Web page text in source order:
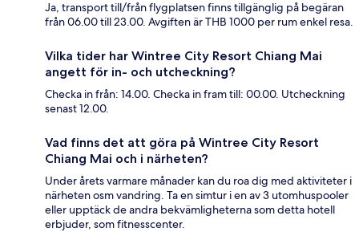
Ja, transport till/från flygplatsen finns tillgänglig på begäran
från 06.00 till 23.00. Avgiften är THB 1000 per rum enkel resa.
Vilka tider har Wintree City Resort Chiang Mai
angett för in- och utcheckning?
Checka in från: 14.00. Checka in fram till: 00.00. Utcheckning
senast 12.00.
Vad finns det att göra på Wintree City Resort
Chiang Mai och i närheten?
Under årets varmare månader kan du roa dig med aktiviteter i
närheten osm vandring. Ta en simtur i en av 3 utomhuspooler
eller upptäck de andra bekvämligheterna som detta hotell
erbjuder, som fitnesscenter.